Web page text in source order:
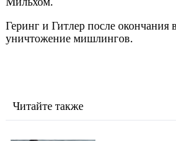
Геринг и Гитлер после окончания
уничтожение мишлингов.
Читайте также